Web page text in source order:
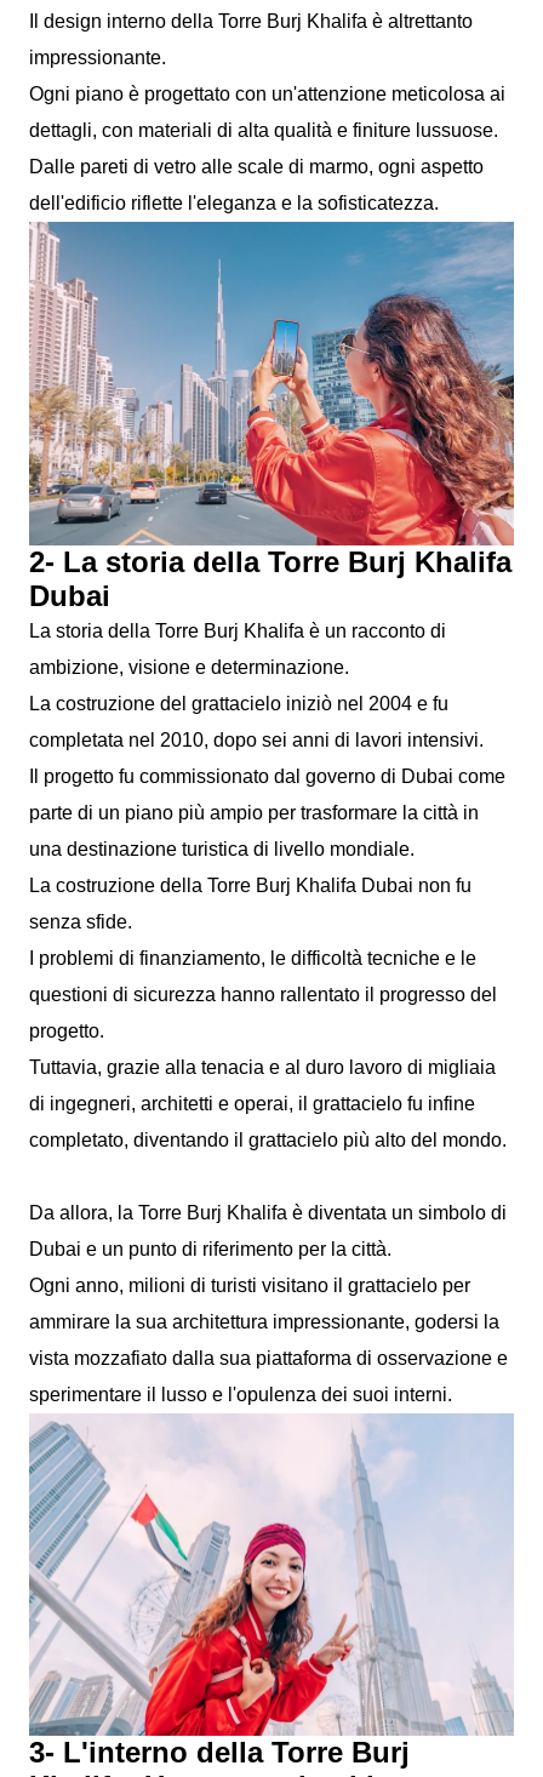
Il design interno della Torre Burj Khalifa è altrettanto
impressionante.
Ogni piano è progettato con un'attenzione meticolosa ai
dettagli, con materiali di alta qualità e finiture lussuose.
Dalle pareti di vetro alle scale di marmo, ogni aspetto
dell'edificio riflette l'eleganza e la sofisticatezza.
2- La storia della Torre Burj Khalifa
Dubai
La storia della Torre Burj Khalifa è un racconto di
ambizione, visione e determinazione.
La costruzione del grattacielo iniziò nel 2004 e fu
completata nel 2010, dopo sei anni di lavori intensivi.
Il progetto fu commissionato dal governo di Dubai come
parte di un piano più ampio per trasformare la città in
una destinazione turistica di livello mondiale.
La costruzione della Torre Burj Khalifa Dubai non fu
senza sfide.
I problemi di finanziamento, le difficoltà tecniche e le
questioni di sicurezza hanno rallentato il progresso del
progetto.
Tuttavia, grazie alla tenacia e al duro lavoro di migliaia
di ingegneri, architetti e operai, il grattacielo fu infine
completato, diventando il grattacielo più alto del mondo.
Da allora, la Torre Burj Khalifa è diventata un simbolo di
Dubai e un punto di riferimento per la città.
Ogni anno, milioni di turisti visitano il grattacielo per
ammirare la sua architettura impressionante, godersi la
vista mozzafiato dalla sua piattaforma di osservazione e
sperimentare il lusso e l'opulenza dei suoi interni.
3- L'interno della Torre Burj